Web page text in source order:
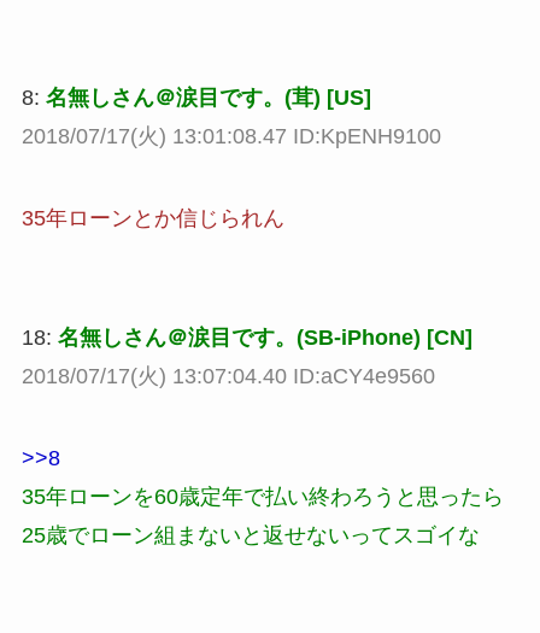
8: 名無しさん＠涙目です。(茸) [US]
2018/07/17(火) 13:01:08.47 ID:KpENH9100
35年ローンとか信じられん
18: 名無しさん＠涙目です。(SB-iPhone) [CN]
2018/07/17(火) 13:07:04.40 ID:aCY4e9560
>>8
35年ローンを60歳定年で払い終わろうと思ったら
25歳でローン組まないと返せないってスゴイな